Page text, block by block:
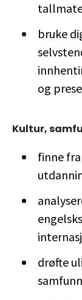
bruke
og
Kultur,
finne
drøfte